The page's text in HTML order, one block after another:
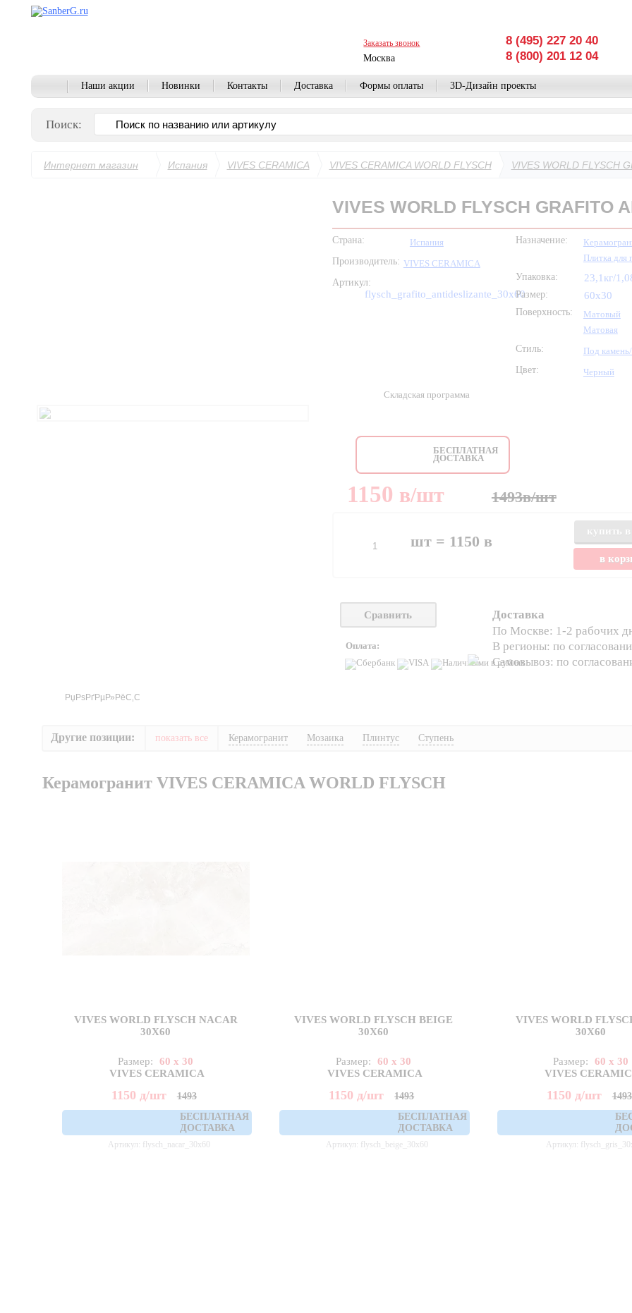
Заказать звонок
Москва
8 (495) 227 20 40
8 (800) 201 12 04
Наши акции Новинки Контакты Доставка Формы оплаты 3D-Дизайн проекты
Поиск:
Интернет магазин Испания VIVES CERAMICA VIVES CERAMICA WORLD FLYSCH VIVES WORLD FLYSCH
VIVES WORLD FLYSCH GRAFITO
Страна:
Испания
Производитель: VIVES CERAMICA
Артикул:
flysch_grafito_antideslizante_30x60
Назначение:
Плитка для
Упаковка:
23,1кг/
Размер: 60x30
Поверхность:
Матовый
Матовая
Стиль:
Под
Цвет:
Черный
Складская программа
БЕСПЛАТНАЯ
ДОСТАВКА
1150 в/шт 1493в/шт
шт = 1150 в
купить
в
Сравнить
Оплата:
Доставка
По Москве: 1-2 рабочих
В регионы: по
Самовывоз: по
Другие позиции: показать все Керамогранит Мозаика Плинтус Ступень
Керамогранит VIVES CERAMICA WORLD FLYSCH
VIVES WORLD FLYSCH NACAR
30X60
Размер:
60 x 30
VIVES CERAMICA
1150 д/шт
1493
БЕСПЛАТНАЯ
ДОСТАВКА
Артикул: flysch_nacar_30x60
VIVES WORLD FLYSCH BEIGE
30X60
Размер:
60 x 30
VIVES CERAMICA
1150 д/шт
1493
БЕСПЛАТНАЯ
ДОСТАВКА
Артикул: flysch_beige_30x60
VIVES WORLD
30X60
Размер:
60 x 30
VIVES
1150 д/шт
1493
Артикул: